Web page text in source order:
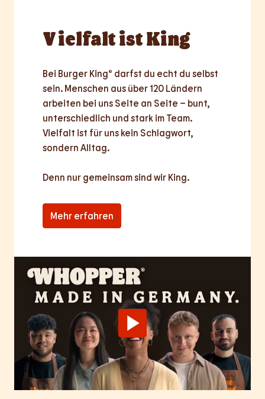
Vielfaltist King
Bei Burger King® darfst du echt du selbst
sein. Menschen aus über 120 Ländern
arbeiten bei uns Seite an Seite – bunt,
unterschiedlich und stark im Team.
Vielfalt ist für uns kein Schlagwort,
sondern Alltag.
Denn nur gemeinsamsind wir King.
Mehr erfahren